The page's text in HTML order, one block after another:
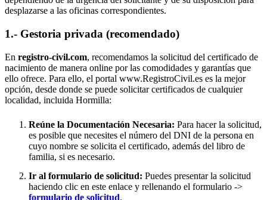
desplazarse a las oficinas correspondientes.
1.- Gestoria privada (recomendado)
En registro-civil.com, recomendamos la solicitud del certificado de
nacimiento de manera online por las comodidades y garantías que
ello ofrece. Para ello, el portal www.RegistroCivil.es es la mejor
opción, desde donde se puede solicitar certificados de cualquier
localidad, incluida Hormilla:
Reúne la Documentación Necesaria: Para hacer la solicitud,
es posible que necesites el número del DNI de la persona en
cuyo nombre se solicita el certificado, además del libro de
familia, si es necesario.
Ir al formulario de solicitud: Puedes presentar la solicitud
haciendo clic en este enlace y rellenando el formulario ->
formulario de solicitud.